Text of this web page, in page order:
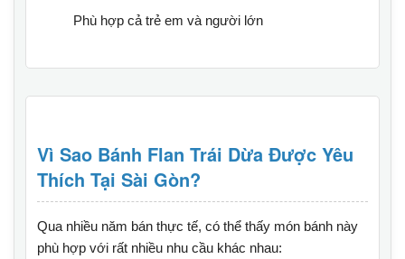
Phù hợp cả trẻ em và người lớn
Vì Sao Bánh Flan Trái Dừa Được Yêu
Thích Tại Sài Gòn?
Qua nhiều năm bán thực tế, có thể thấy món bánh này
phù hợp với rất nhiều nhu cầu khác nhau: